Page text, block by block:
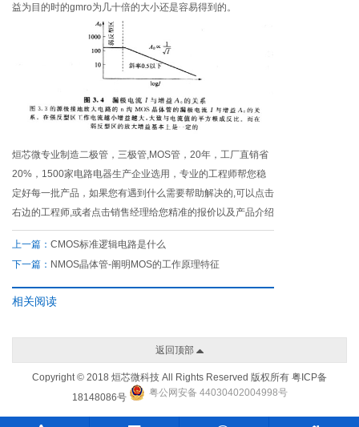
益为目的时的gmro为几十倍的大小还是容易得到的。
烜芯微专业制造二极管，三极管,MOS管，20年，工厂直销省
20%，1500家电路电器生产企业选用，专业的工程师帮您稳
定好每一批产品，如果您有遇到什么需要帮助解决的,可以点击
右边的工程师,或者点击销售经理给您精准的报价以及产品介绍
上一篇： CMOS标准逻辑电路是什么
下一篇： NMOS晶体管-阐明MOS的工作原理特征
相关阅读
返回顶部
Copyright © 2018 烜芯微科技 All Rights Reserved 版权所有 粤ICP备
18148086号
粤公网安备 44030402004998号